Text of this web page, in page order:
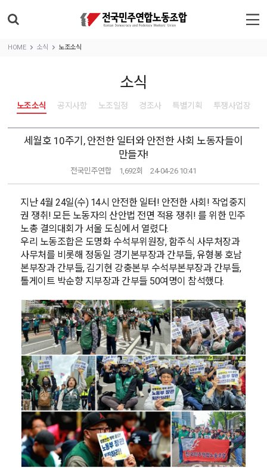
HOME 소식 노조소식
소식
노조소식 공지사항 노조일정 경조사 특별기획 투쟁사업장
세월호 10주기, 안전한 일터와 안전한 사회 노동자들이
만들자!
전국민주연합 1,692회 24-04-26 10:41
지난 4월 24일(수) 14시 안전한 일터! 안전한 사회! 작업중지
권 쟁취! 모든 노동자의 산안법 전면 적용 쟁취! 를 위한 민주
노총 결의대회가 서울 도심에서 열렸다.
우리 노동조합은 도명화 수석부위원장, 함주식 사무처장과
사무처를 비롯해 정동일 경기본부장과 간부들, 유형봉 호남
본부장과 간부들, 김기현 강충본부 수석부본부장과 간부들,
톨게이트 박순향 지부장과 간부들 50여명이 참석했다.